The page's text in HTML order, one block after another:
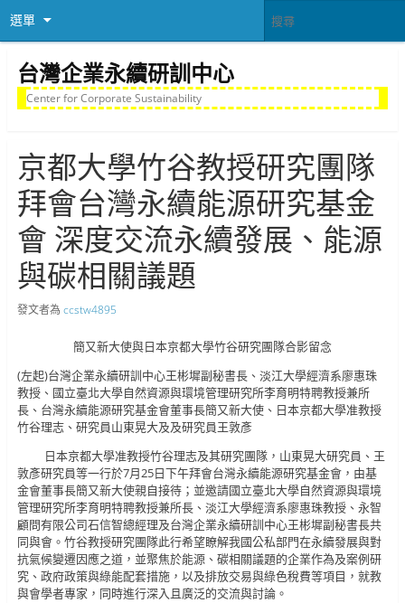
選單
台灣企業永續研訓中心
Center for Corporate Sustainability
京都大學竹谷教授研究團隊
拜會台灣永續能源研究基金
會 深度交流永續發展、能源
與碳相關議題
發文者為 ccstw4895
簡又新大使與日本京都大學竹谷研究團隊合影留念
(左起)台灣企業永續研訓中心王彬墀副秘書長、淡江大學經濟系廖惠珠
教授、國立臺北大學自然資源與環境管理研究所李育明特聘教授兼所
長、台灣永續能源研究基金會董事長簡又新大使、日本京都大學准教授
竹谷理志、研究員山東晃大及及研究員王敦彥
日本京都大學准教授竹谷理志及其研究團隊，山東晃大研究員、王
敦彥研究員等一行於7月25日下午拜會台灣永續能源研究基金會，由基
金會董事長簡又新大使親自接待；並邀請國立臺北大學自然資源與環境
管理研究所李育明特聘教授兼所長、淡江大學經濟系廖惠珠教授、永智
顧問有限公司石信智總經理及台灣企業永續研訓中心王彬墀副秘書長共
同與會。竹谷教授研究團隊此行希望瞭解我國公私部門在永續發展與對
抗氣候變遷因應之道，並聚焦於能源、碳相關議題的企業作為及案例研
究、政府政策與綠能配套措施，以及排放交易與綠色稅費等項目，就教
與會學者專家，同時進行深入且廣泛的交流與討論。